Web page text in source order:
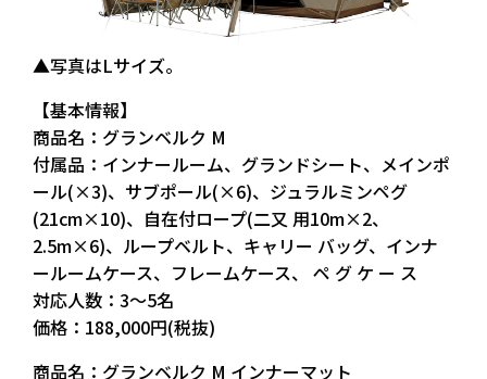
▲写真はLサイズ。
【基本情報】
商品名：グランベルク M
付属品：インナールーム、グランドシート、メインポ
ール(×3)、サブポール(×6)、ジュラルミンペグ
(21cm×10)、自在付ロープ(二又 用10m×2、
2.5m×6)、ループベルト、キャリー バッグ、インナ
ールームケース、フレームケース、 ペ グ ケ ー ス
対応人数：3〜5名
価格：188,000円(税抜)
商品名：グランベルク M インナーマット